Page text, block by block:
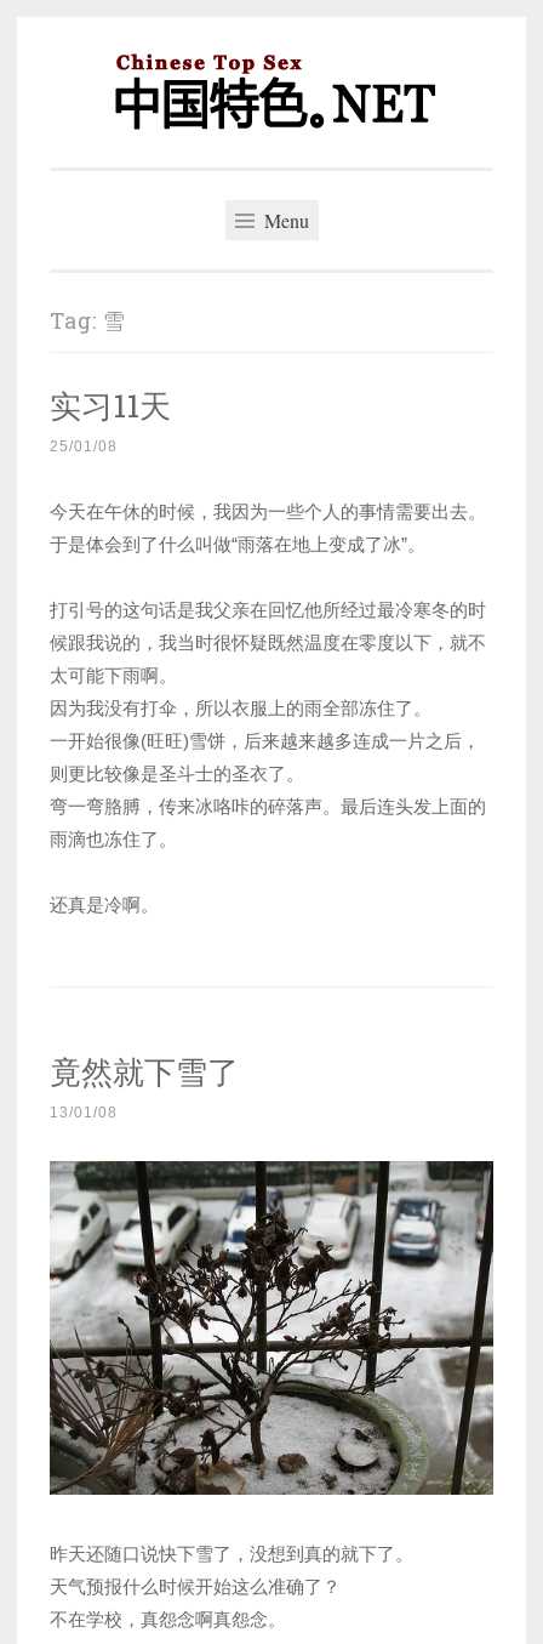
Menu
Tag: 雪
实习11天
25/01/08
今天在午休的时候，我因为一些个人的事情需要出去。
于是体会到了什么叫做“雨落在地上变成了冰”。
打引号的这句话是我父亲在回忆他所经过最冷寒冬的时
候跟我说的，我当时很怀疑既然温度在零度以下，就不
太可能下雨啊。
因为我没有打伞，所以衣服上的雨全部冻住了。
一开始很像(旺旺)雪饼，后来越来越多连成一片之后，
则更比较像是圣斗士的圣衣了。
弯一弯胳膊，传来冰咯咔的碎落声。最后连头发上面的
雨滴也冻住了。
还真是冷啊。
竟然就下雪了
13/01/08
昨天还随口说快下雪了，没想到真的就下了。
天气预报什么时候开始这么准确了？
不在学校，真怨念啊真怨念。